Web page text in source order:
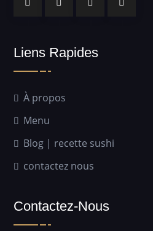
Liens Rapides
À propos
Menu
Blog | recette sushi
contactez nous
Contactez-Nous